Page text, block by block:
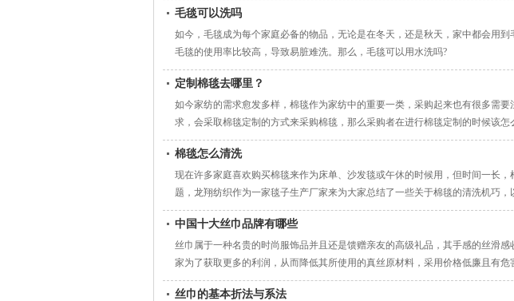
毛毯可以洗吗
如今，毛毯成为每个家庭必备的物品，无论是在冬天，还是秋天，家中都会用
毛毯的使用率比较高，导致易脏难洗。那么，毛毯可以用水洗吗?
定制棉毯去哪里？
如今家纺的需求愈发多样，棉毯作为家纺中的重要一类，采购起来也有很多需
求，会采取棉毯定制的方式来采购棉毯，那么采购者在进行棉毯定制的时候该怎
棉毯怎么清洗
现在许多家庭喜欢购买棉毯来作为床单、沙发毯或午休的时候用，但时间一长
题，龙翔纺织作为一家毯子生产厂家来为大家总结了一些关于棉毯的清洗机巧，
中国十大丝巾品牌有哪些
丝巾属于一种名贵的时尚服饰品并且还是馈赠亲友的高级礼品，其手感的丝滑
家为了获取更多的利润，从而降低其所使用的真丝原材料，采用价格低廉且有危
丝巾的基本折法与系法